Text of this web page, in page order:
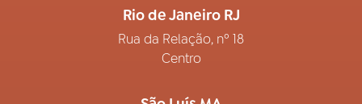
Rio de Janeiro RJ
Rua da Relação, nº 18
Centro